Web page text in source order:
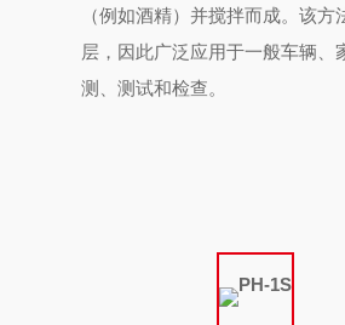
（例如酒精）并搅拌而成。该方
层，因此广泛应用于一般车辆
测、测试和检查。
PH-1S